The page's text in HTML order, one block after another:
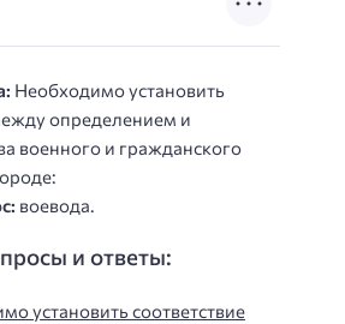
Необходимо установить
определением и
военного и гражданского
воевода.
и ответы:
установить соответствие